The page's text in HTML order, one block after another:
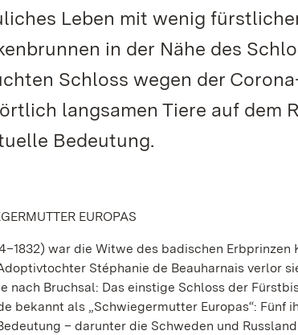
Leben mit wenig
in der Nähe des
Schloss wegen der
langsamen Tiere auf dem
Bedeutung.
EUROPAS
war die Witwe des badischen
Stéphanie de Beauharnais verlor
nach Bruchsal: Das einstige Schloss der
bekannt als „Schwiegermutter Europas“: Fünf
– darunter die Schweden und